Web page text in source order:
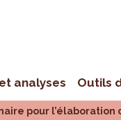
analyses Outils
pour l’élaboration